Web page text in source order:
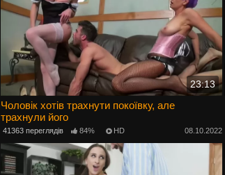
23:13
Чоловік хотів трахнути покоївку, але
трахнули його
41363 переглядів 84% HD 08.10.2022